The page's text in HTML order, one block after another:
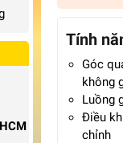
Tính
Góc
không
Luồng
Điều
chỉnh